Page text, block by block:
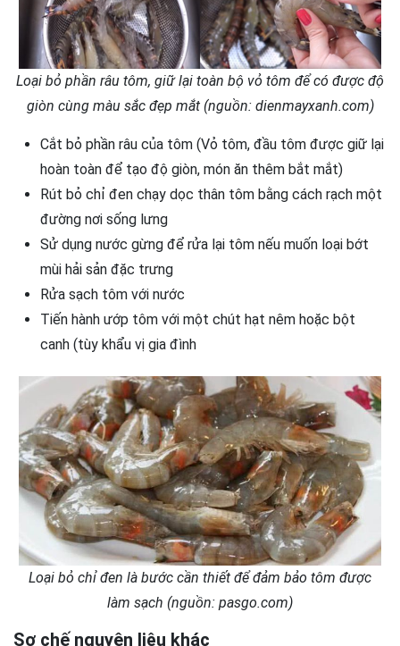
Loại bỏ phần râu tôm, giữ lại toàn bộ vỏ tôm để có được độ
giòn cùng màu sắc đẹp mắt (nguồn: dienmayxanh.com)
Cắt bỏ phần râu của tôm (Vỏ tôm, đầu tôm được giữ lại
hoàn toàn để tạo độ giòn, món ăn thêm bắt mắt)
Rút bỏ chỉ đen chạy dọc thân tôm bằng cách rạch một
đường nơi sống lưng
Sử dụng nước gừng để rửa lại tôm nếu muốn loại bớt
mùi hải sản đặc trưng
Rửa sạch tôm với nước
Tiến hành ướp tôm với một chút hạt nêm hoặc bột
canh (tùy khẩu vị gia đình
Loại bỏ chỉ đen là bước cần thiết để đảm bảo tôm được
làm sạch (nguồn: pasgo.com)
Sơ chế nguyên liệu khác